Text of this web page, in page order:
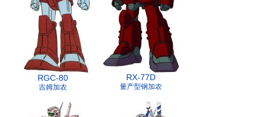
RGC-80
吉姆加农
RX-77D
量产型钢加农